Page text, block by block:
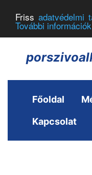
Frissadatvédelmi
További információk
Főoldal
Kapcsolat